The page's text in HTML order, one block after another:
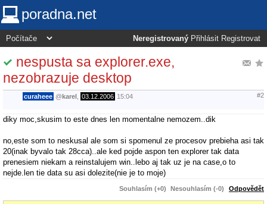
poradna.net
Neregistrovaný Přihlásit Registrovat
nespusta sa explorer.exe,
nezobrazuje desktop
curaheee @karel 03.12.2006 15:04 #2
diky moc,skusim to este dnes len momentalne nemozem..dik
no,este som to neskusal ale som si spomenul ze procesov prebieha asi tak
20(inak byvalo tak 28cca)..ale ked pojde aspon ten explorer tak data
prenesiem niekam a reinstalujem win..lebo aj tak uz je na case,o to
nejde.len tie data su asi dolezite(nie je to moje)
Souhlasím (+0) Nesouhlasím (-0) Odpovědět